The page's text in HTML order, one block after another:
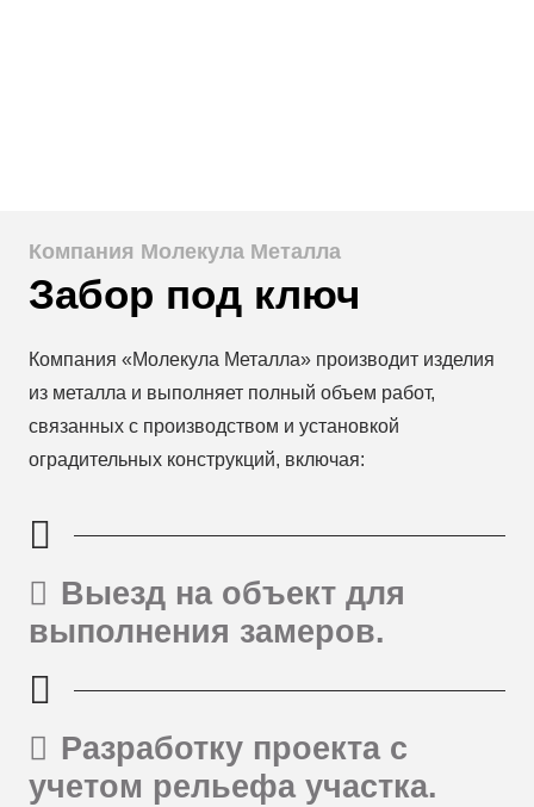
Компания Молекула Металла
Забор под ключ
Компания «Молекула Металла» производит изделия
из металла и выполняет полный объем работ,
связанных с производством и установкой
оградительных конструкций, включая:
Выезд на объект для
выполнения замеров.
Разработку проекта с
учетом рельефа участка.